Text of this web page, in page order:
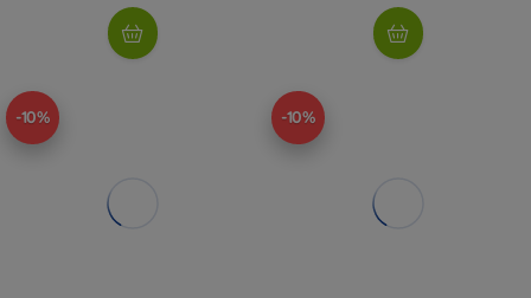
-10% -10%